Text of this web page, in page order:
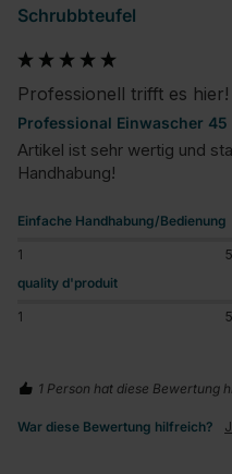
Schrubbteufel
Professionell trifft es hier!
Professional Einwascher 45
Artikel ist sehr wertig und
Handhabung!
Einfache Handhabung/Bedienung
1 5
quality d'produit
1 5
1 Person hat diese Bewertung
War diese Bewertung hilfreich?